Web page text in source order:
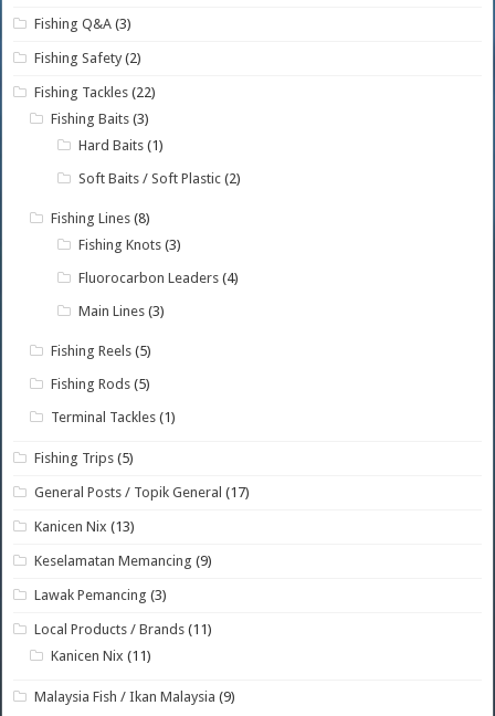
Fishing Q&A (3)
Fishing Safety (2)
Fishing Tackles (22)
Fishing Baits (3)
Hard Baits (1)
Soft Baits / Soft Plastic (2)
Fishing Lines (8)
Fishing Knots (3)
Fluorocarbon Leaders (4)
Main Lines (3)
Fishing Reels (5)
Fishing Rods (5)
Terminal Tackles (1)
Fishing Trips (5)
General Posts / Topik General (17)
Kanicen Nix (13)
Keselamatan Memancing (9)
Lawak Pemancing (3)
Local Products / Brands (11)
Kanicen Nix (11)
Malaysia Fish / Ikan Malaysia (9)